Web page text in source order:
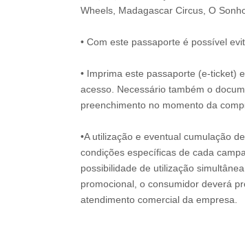
Wheels, Madagascar Circus, O
• Com este passaporte é possível
• Imprima este passaporte (e-ticket)
acesso. Necessário também o
preenchimento no momento da
•A utilização e eventual cumulação
condições específicas de cada
possibilidade de utilização
promocional, o consumidor deverá
atendimento comercial da empresa.